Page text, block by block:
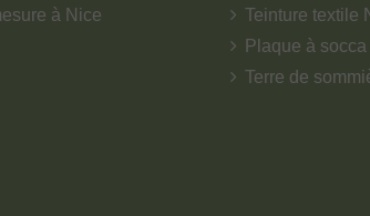
à Nice
Teinture textile
Plaque à socca
Terre de